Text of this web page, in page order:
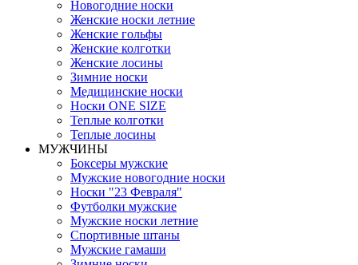
Новогодние носки
Женские носки летние
Женские гольфы
Женские колготки
Женские лосины
Зимние носки
Медицинские носки
Носки ONE SIZE
Теплые колготки
Теплые лосины
МУЖЧИНЫ
Боксеры мужские
Мужские новогодние носки
Носки "23 Февраля"
Футболки мужские
Мужские носки летние
Спортивные штаны
Мужские гамаши